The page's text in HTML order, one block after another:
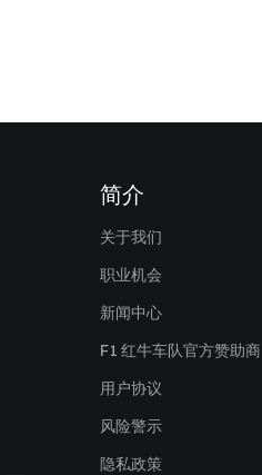
简介
关于我们
职业机会
新闻中心
F1 红牛车队官方赞助商
用户协议
风险警示
隐私政策